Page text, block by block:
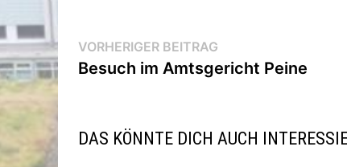
Beitragsnavigation
VORHERIGER BEITRAG
Beitrag:
Besuch im Amtsgericht Peine
DAS KÖNNTE DICH AUCH